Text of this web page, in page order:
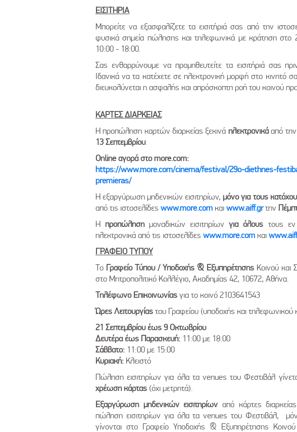
ΕΙΣΙΤΗΡΙΑ
Μπορείτε να εξασφαλίζετε τα εισιτήριά σας από την
φυσικά σημεία πώλησης και τηλεφωνικά με κράτηση
10:00 - 18:00.
Σας ενθαρρύνουμε να προμηθευτείτε τα εισιτήριά σας
Ιδανικά να τα κατέχετε σε ηλεκτρονική μορφή στο κινητό
διευκολύνεται η ασφαλής και απρόσκοπτη ροή του κοινού
ΚΑΡΤΕΣ ΔΙΑΡΚΕΙΑΣ
Η προπώληση καρτών διαρκείας ξεκινά ηλεκτρονικάαπό την
13 Σεπτεμβρίου.
Online αγορά στο more.com:
https://www.more.com/cinema/festival/29o-diethnes-
premieras/
Η εξαργύρωση μηδενικών εισιτηρίων,μόνο για τους
από τις ιστοσελίδες www.more.com και www.aiff.grτην
Ηπροπώλησημοναδικών εισιτηρίωνγια όλους τους
ηλεκτρονικά από τις ιστοσελίδες www.more.com και
ΓΡΑΦΕΙΟ ΤΥΠΟΥ
Το Γραφείο Τύπου / Υποδοχής & Εξυπηρέτησης Κοινού και
στο Μητροπολιτικό Κολλέγιο, Ακαδημίας 42, 10672, Αθήνα.
Τηλέφωνο Επικοινωνίας για το κοινό 2103641543
Ώρες Λειτουργίας του Γραφείου (υποδοχής και τηλεφωνικού
21 Σεπτεμβρίου έως 9 Οκτωβρίου
Δευτέρα έως Παρασκευή: 11:00 με 18:00
Σάββατο: 11:00 με 15:00
Κυριακή: Κλειστό
Πώληση εισιτηρίων για όλα τα venues του Φεστιβάλ
χρέωση κάρτας (όχι μετρητά).
Εξαργύρωση μηδενικών εισιτηρίων από κάρτες
πώληση εισιτηρίων για όλα τα venues του Φεστιβάλ,
γίνονται στο Γραφείο Υποδοχής & Εξυπηρέτησης